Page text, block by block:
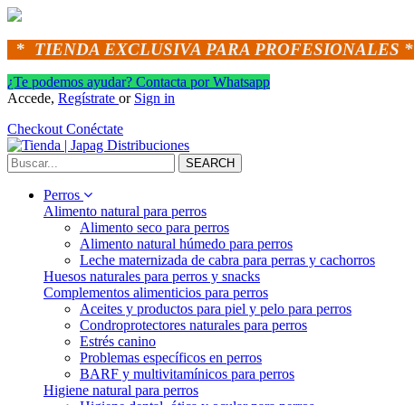
* TIENDA EXCLUSIVA PARA PROFESIONALES *
¿Te podemos ayudar? Contacta por Whatsapp
Accede, Regístrate or Sign in
Checkout Conéctate
SEARCH
Perros
Alimento natural para perros
Alimento seco para perros
Alimento natural húmedo para perros
Leche maternizada de cabra para perras y cachorros
Huesos naturales para perros y snacks
Complementos alimenticios para perros
Aceites y productos para piel y pelo para perros
Condroprotectores naturales para perros
Estrés canino
Problemas específicos en perros
BARF y multivitamínicos para perros
Higiene natural para perros